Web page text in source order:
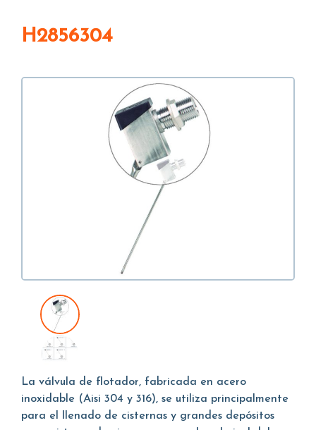
H2856304
La válvula de flotador, fabricada en acero
inoxidable (Aisi 304 y 316), se utiliza principalmente
para el llenado de cisternas y grandes depósitos